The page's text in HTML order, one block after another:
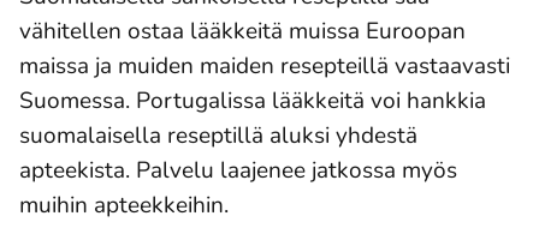
vähitellen ostaa lääkkeitä muissa Euroopan
maissa ja muiden maiden resepteillä vastaavasti
Suomessa. Portugalissa lääkkeitä voi hankkia
suomalaisella reseptillä aluksi yhdestä
apteekista. Palvelu laajenee jatkossa myös
muihin apteekkeihin.